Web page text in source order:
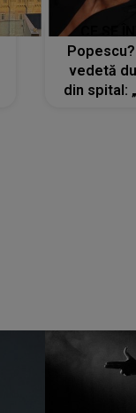
vedetă
din spital: